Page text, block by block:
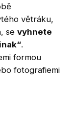
větráku,
sevyhnete
.
formou
fotografiemi